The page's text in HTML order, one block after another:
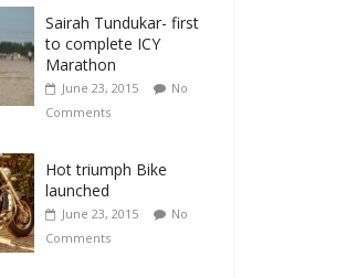
Sairah Tundukar- first
to complete ICY
Marathon
June 23, 2015
No
Comments
Hot triumph Bike
launched
June 23, 2015
No
Comments